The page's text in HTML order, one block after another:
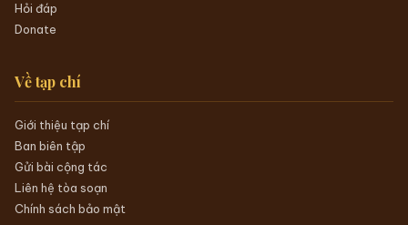
Hỏi đáp
Donate
Về tạp chí
Giới thiệu tạp chí
Ban biên tập
Gửi bài cộng tác
Liên hệ tòa soạn
Chính sách bảo mật